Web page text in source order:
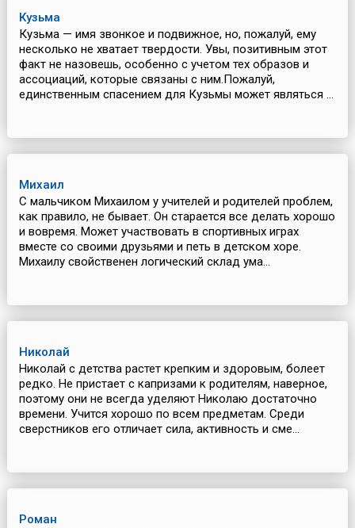
Кузьма
Кузьма — имя звонкое и подвижное, но, пожалуй, ему
несколько не хватает твердости. Увы, позитивным этот
факт не назовешь, особенно с учетом тех образов и
ассоциаций, которые связаны с ним.Пожалуй,
единственным спасением для Кузьмы может являться ...
Михаил
С мальчиком Михаилом у учителей и родителей проблем,
как правило, не бывает. Он старается все делать хорошо
и вовремя. Может участвовать в спортивных играх
вместе со своими друзьями и петь в детском хоре.
Михаилу свойственен логический склад ума...
Николай
Николай с детства растет крепким и здоровым, болеет
редко. Не пристает с капризами к родителям, наверное,
поэтому они не всегда уделяют Николаю достаточно
времени. Учится хорошо по всем предметам. Среди
сверстников его отличает сила, активность и сме...
Роман